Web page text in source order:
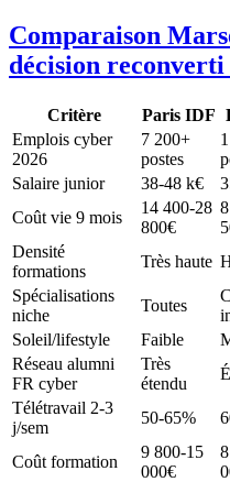
Comparaison
décision reconverti
Critère Paris IDF
Emplois cyber
2026
7 200+
postes
Salaire junior
38-48 k€
Coût vie 9 mois
14 400-28
800€
Densité
formations
Très haute
Spécialisations
niche
Toutes
Soleil/lifestyle
Faible
Réseau alumni
FR cyber
Très
étendu
Télétravail 2-3
j/sem
50-65%
Coût formation
9 800-15
000€